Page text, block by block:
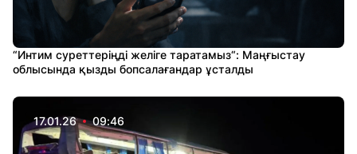
“Интим суреттеріңді желіге таратамыз“: Маңғыстау
облысында қызды бопсалағандар ұсталды
17.01.26 09:46